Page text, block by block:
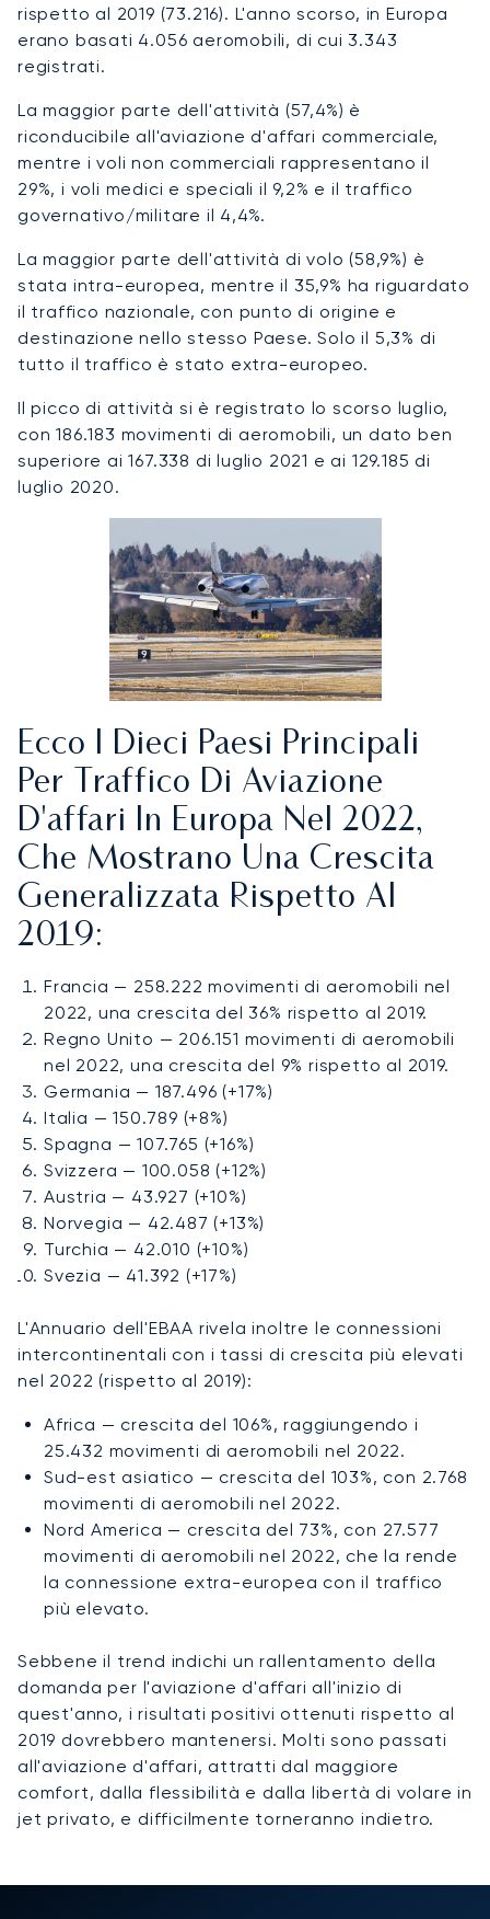
rispetto al 2019 (73.216). L'anno scorso, in Europa
erano basati 4.056 aeromobili, di cui 3.343
registrati.
La maggior parte dell'attività (57,4%) è
riconducibile all'aviazione d'affari commerciale,
mentre i voli non commerciali rappresentano il
29%, i voli medici e speciali il 9,2% e il traffico
governativo/militare il 4,4%.
La maggior parte dell'attività di volo (58,9%) è
stata intra-europea, mentre il 35,9% ha riguardato
il traffico nazionale, con punto di origine e
destinazione nello stesso Paese. Solo il 5,3% di
tutto il traffico è stato extra-europeo.
Il picco di attività si è registrato lo scorso luglio,
con 186.183 movimenti di aeromobili, un dato ben
superiore ai 167.338 di luglio 2021 e ai 129.185 di
luglio 2020.
Ecco I Dieci Paesi Principali
Per Traffico Di Aviazione
D'affari In Europa Nel 2022,
Che Mostrano Una Crescita
Generalizzata Rispetto Al
2019:
Francia — 258.222 movimenti di aeromobili nel
2022, una crescita del 36% rispetto al 2019.
Regno Unito — 206.151 movimenti di aeromobili
nel 2022, una crescita del 9% rispetto al 2019.
Germania — 187.496 (+17%)
Italia — 150.789 (+8%)
Spagna — 107.765 (+16%)
Svizzera — 100.058 (+12%)
Austria — 43.927 (+10%)
Norvegia — 42.487 (+13%)
Turchia — 42.010 (+10%)
Svezia — 41.392 (+17%)
L'Annuario dell'EBAA rivela inoltre le connessioni
intercontinentali con i tassi di crescita più elevati
nel 2022 (rispetto al 2019):
Africa — crescita del 106%, raggiungendo i
25.432 movimenti di aeromobili nel 2022.
Sud-est asiatico — crescita del 103%, con 2.768
movimenti di aeromobili nel 2022.
Nord America — crescita del 73%, con 27.577
movimenti di aeromobili nel 2022, che la rende
la connessione extra-europea con il traffico
più elevato.
Sebbene il trend indichi un rallentamento della
domanda per l'aviazione d'affari all'inizio di
quest'anno, i risultati positivi ottenuti rispetto al
2019 dovrebbero mantenersi. Molti sono passati
all'aviazione d'affari, attratti dal maggiore
comfort, dalla flessibilità e dalla libertà di volare in
jet privato, e difficilmente torneranno indietro.